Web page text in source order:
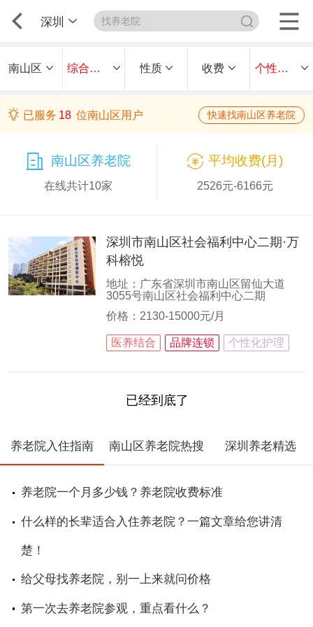
深圳
南山区 综合性养老机构 性质 收费 个性化护理
已服务 18 位南山区用户 快速找南山区养老院
南山区养老院
在线共计10家
平均收费(月)
2526元-6166元
深圳市南山区社会福利中心二期·万
科榕悦
地址：广东省深圳市南山区留仙大道
3055号南山区社会福利中心二期
价格：2130-15000元/月
医养结合 品牌连锁 个性化护理
已经到底了
养老院入住指南 南山区养老院热搜 深圳养老精选
养老院一个月多少钱？养老院收费标准
什么样的长辈适合入住养老院？一篇文章给您讲清
楚！
给父母找养老院，别一上来就问价格
第一次去养老院参观，重点看什么？